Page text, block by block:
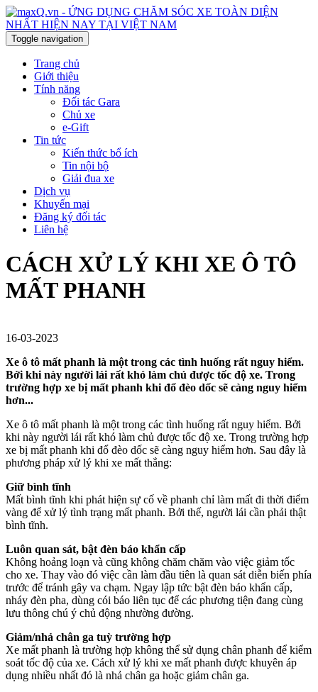
Toggle navigation
Trang chủ
Giới thiệu
Tính năng
Đối tác Gara
Chủ xe
e-Gift
Tin tức
Kiến thức bổ ích
Tin nội bộ
Giải đua xe
Dịch vụ
Khuyến mại
Đăng ký đối tác
Liên hệ
CÁCH XỬ LÝ KHI XE Ô TÔ
MẤT PHANH
16-03-2023
Xe ô tô mất phanh là một trong các tình huống rất nguy hiểm.
Bởi khi này người lái rất khó làm chủ được tốc độ xe. Trong
trường hợp xe bị mất phanh khi đổ đèo dốc sẽ càng nguy hiểm
hơn...
Xe ô tô mất phanh là một trong các tình huống rất nguy hiểm. Bởi
khi này người lái rất khó làm chủ được tốc độ xe. Trong trường hợp
xe bị mất phanh khi đổ đèo dốc sẽ càng nguy hiểm hơn. Sau đây là
phương pháp xử lý khi xe mất thắng:
Giữ bình tĩnh
Mất bình tĩnh khi phát hiện sự cố về phanh chỉ làm mất đi thời điểm
vàng để xử lý tình trạng mất phanh. Bởi thế, người lái cần phải thật
bình tĩnh.
Luôn quan sát, bật đèn báo khẩn cấp
Không hoảng loạn và cũng không chăm chăm vào việc giảm tốc
cho xe. Thay vào đó việc cần làm đầu tiên là quan sát diễn biến phía
trước để tránh gây va chạm. Ngay lập tức bật đèn báo khẩn cấp,
nháy đèn pha, dùng cói báo liên tục để các phương tiện đang cùng
lưu thông chú ý chủ động nhường đường.
Giảm/nhả chân ga tuỳ trường hợp
Xe mất phanh là trường hợp không thể sử dụng chân phanh để kiểm
soát tốc độ của xe. Cách xử lý khi xe mất phanh được khuyên áp
dụng nhiều nhất đó là nhả chân ga hoặc giảm chân ga.